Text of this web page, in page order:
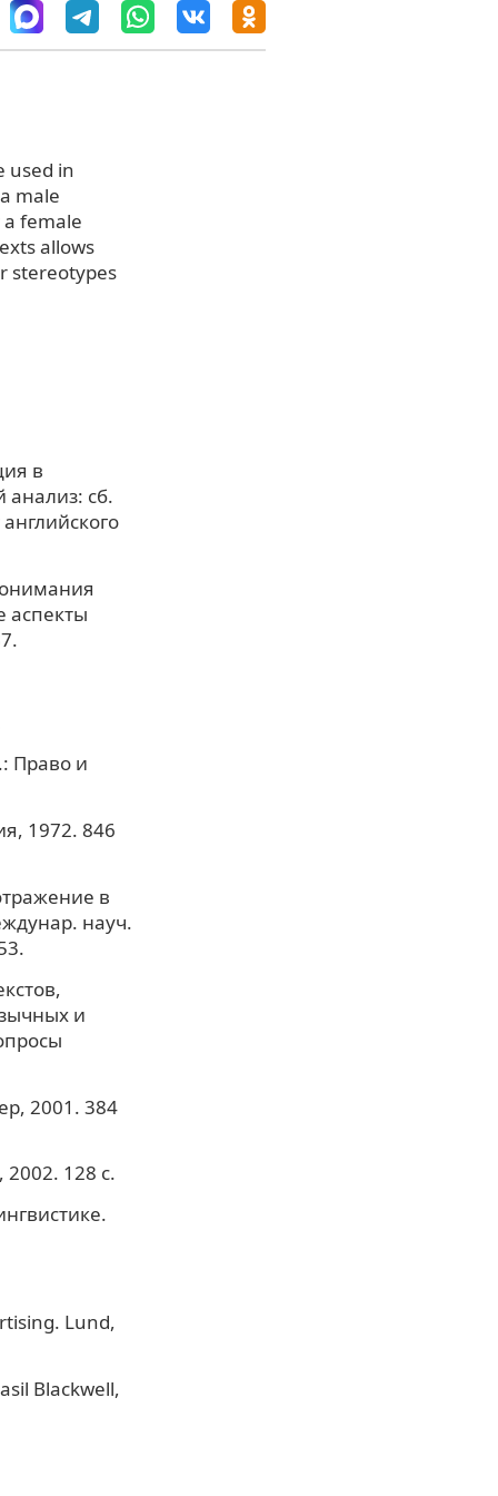
used in
male
female
allows
stereotypes
в
анализ: сб.
аспекты
Право и
1972. 846
в
науч.
и
2001. 384
128 с.
Lund,
Blackwell,